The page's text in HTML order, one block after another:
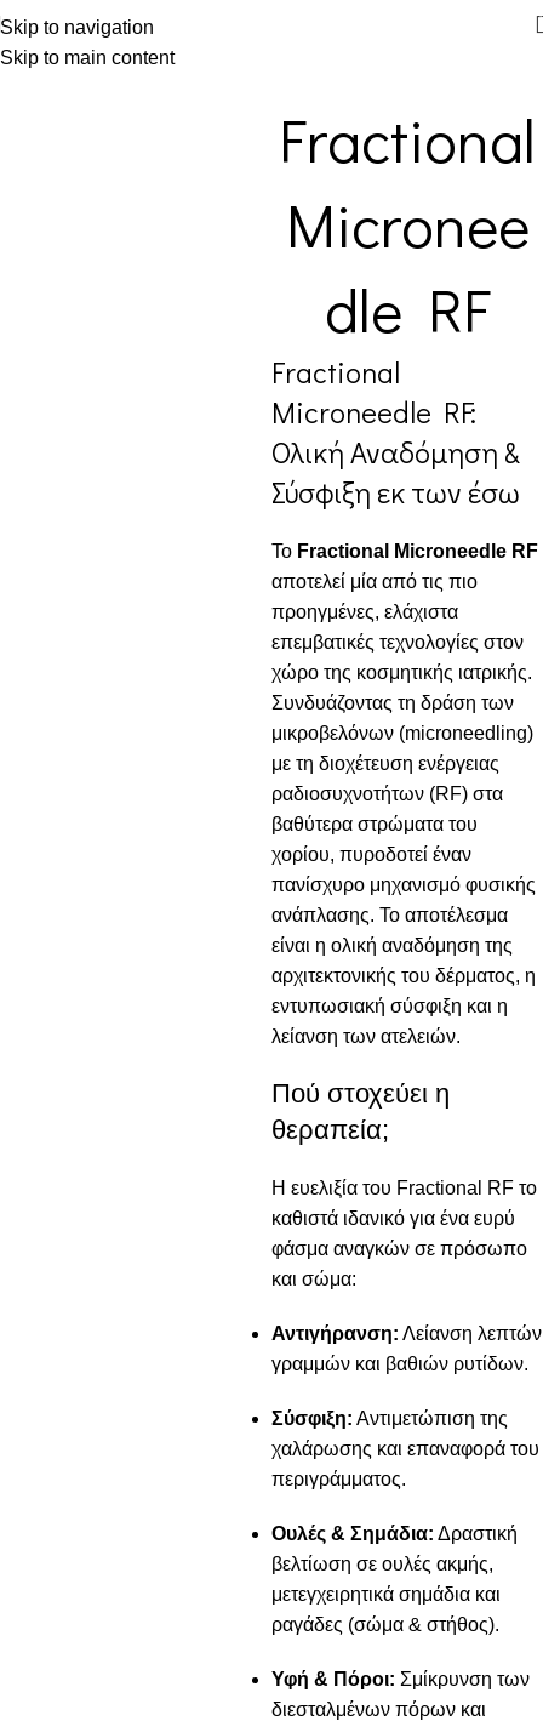
Skip to navigation
Skip to main content
Fractional
Micronee
dle RF
Fractional
Microneedle RF:
Ολική Αναδόμηση &
Σύσφιξη εκ των έσω
Το Fractional Microneedle RF
αποτελεί μία από τις πιο
προηγμένες, ελάχιστα
επεμβατικές τεχνολογίες στον
χώρο της κοσμητικής ιατρικής.
Συνδυάζοντας τη δράση των
μικροβελόνων (microneedling)
με τη διοχέτευση ενέργειας
ραδιοσυχνοτήτων (RF) στα
βαθύτερα στρώματα του
χορίου, πυροδοτεί έναν
πανίσχυρο μηχανισμό φυσικής
ανάπλασης. Το αποτέλεσμα
είναι η ολική αναδόμηση της
αρχιτεκτονικής του δέρματος, η
εντυπωσιακή σύσφιξη και η
λείανση των ατελειών.
Πού στοχεύει η
θεραπεία;
Η ευελιξία του Fractional RF το
καθιστά ιδανικό για ένα ευρύ
φάσμα αναγκών σε πρόσωπο
και σώμα:
Αντιγήρανση: Λείανση λεπτών
γραμμών και βαθιών ρυτίδων.
Σύσφιξη: Αντιμετώπιση της
χαλάρωσης και επαναφορά του
περιγράμματος.
Ουλές & Σημάδια: Δραστική
βελτίωση σε ουλές ακμής,
μετεγχειρητικά σημάδια και
ραγάδες (σώμα & στήθος).
Υφή & Πόροι: Σμίκρυνση των
διεσταλμένων πόρων και